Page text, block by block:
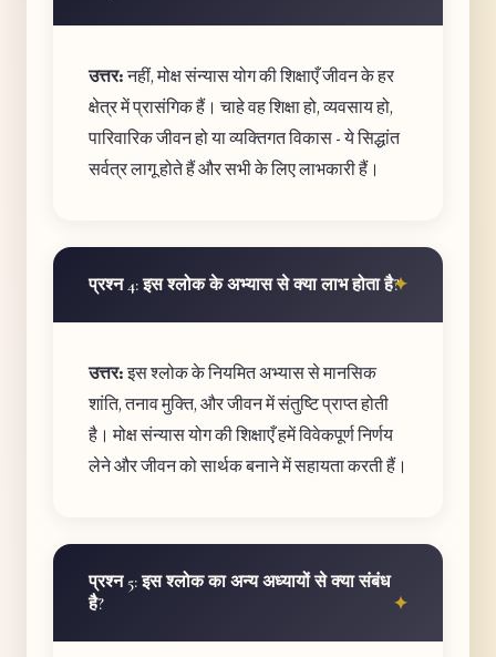
उत्तर:नहीं, मोक्ष संन्यास योग की शिक्षाएँ जीवन के हर
क्षेत्र में प्रासंगिक हैं। चाहे वह शिक्षा हो, व्यवसाय हो,
पारिवारिक जीवन हो या व्यक्तिगत विकास - ये सिद्धांत
सर्वत्र लागू होते हैं और सभी के लिए लाभकारी हैं।
प्रश्न 4: इस श्लोक के अभ्यास से क्या लाभ होता है?
उत्तर:इस श्लोक के नियमित अभ्यास से मानसिक
शांति, तनाव मुक्ति, और जीवन में संतुष्टि प्राप्त होती
है। मोक्ष संन्यास योग की शिक्षाएँ हमें विवेकपूर्ण निर्णय
लेने और जीवन को सार्थक बनाने में सहायता करती हैं।
प्रश्न 5: इस श्लोक का अन्य अध्यायों से क्या संबंध
है?